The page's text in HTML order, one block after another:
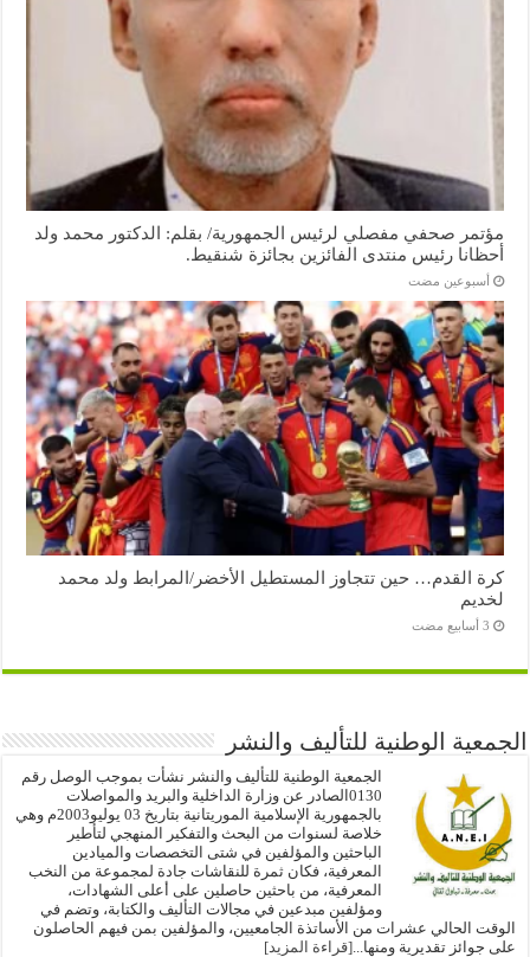
مؤتمر صحفي مفصلي لرئيس الجمهورية/ بقلم: الدكتور محمد ولد
أحظانا رئيس منتدى الفائزين بجائزة شنقيط.
‏أسبوعين مضت
كرة القدم… حين تتجاوز المستطيل الأخضر/المرابط ولد محمد
لخديم
الجمعية الوطنية للتأليف والنشر
الجمعية الوطنية للتأليف والنشر نشأت بموجب الوصل رقم
0130الصادر عن وزارة الداخلية والبريد والمواصلات
بالجمهورية الإسلامية الموريتانية بتاريخ 03 يوليو2003م وهي
خلاصة لسنوات من البحث والتفكير المنهجي لتأطير
الباحثين والمؤلفين في شتى التخصصات والميادين
المعرفية، فكان ثمرة للنقاشات جادة لمجموعة من النخب
المعرفية، من باحثين حاصلين على أعلى الشهادات،
ومؤلفين مبدعين في مجالات التأليف والكتابة، وتضم في
الوقت الحالي عشرات من الأساتذة الجامعيين، والمؤلفين بمن فيهم الحاصلون
على جوائز تقديرية ومنها...[قراءة المزيد]